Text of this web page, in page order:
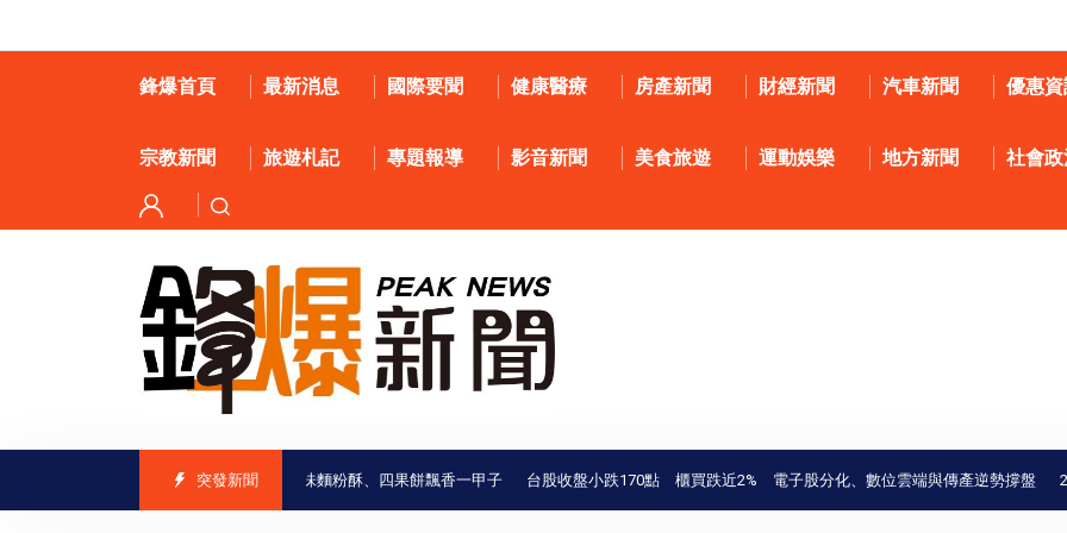
鋒爆首頁 最新消息 國際要聞 健康醫療 房產新聞 財經新聞 汽車新聞 優惠
宗教新聞 旅遊札記 專題報導 影音新聞 美食旅遊 運動娛樂 地方新聞 社會
突發新聞
臺南味」走進喜樹老街 義美香餅舖古早味麵粉酥、四果餅飄香一甲子 台股收盤小跌170點 櫃買跌近2% 電子股分化、數位雲端與傳產逆勢撐盤